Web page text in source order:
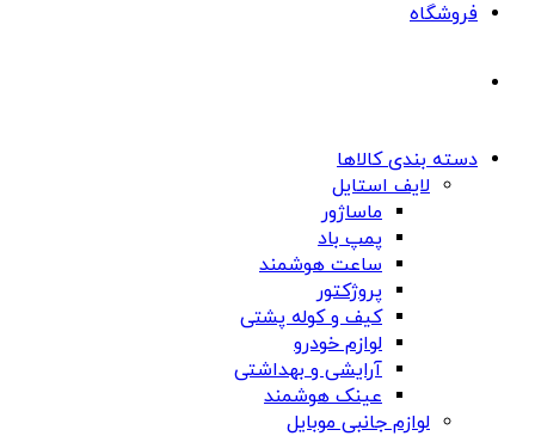
فروشگاه
دسته بندی کالاها
لایف استایل
ماساژور
پمپ باد
ساعت هوشمند
پروژکتور
کیف و کوله پشتی
لوازم خودرو
آرایشی و بهداشتی
عینک هوشمند
لوازم جانبی موبایل